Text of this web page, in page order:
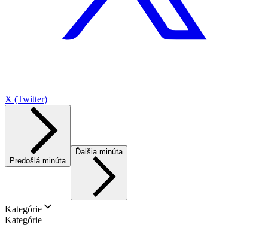
X (Twitter)
Predošlá minúta
Ďalšia minúta
Kategórie
Kategórie